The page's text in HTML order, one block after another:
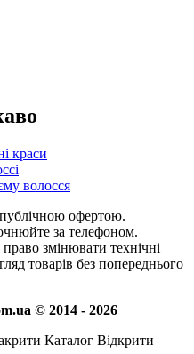
краси
волосся
офертою.
за телефоном.
змінювати технічні
товарів без попереднього
© 2014 - 2026
Каталог Відкрити